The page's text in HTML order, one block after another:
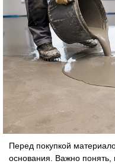
Перед покупкой
основания. Важно понять,